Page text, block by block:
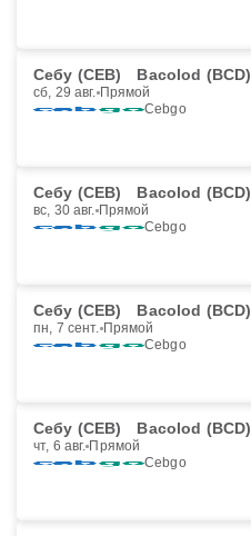
Себу (CEB) Bacolod (BCD)
сб, 29 авг. Прямой
Cebgo
Себу (CEB) Bacolod (BCD)
вс, 30 авг. Прямой
Cebgo
Себу (CEB) Bacolod (BCD)
пн, 7 сент. Прямой
Cebgo
Себу (CEB) Bacolod (BCD)
чт, 6 авг. Прямой
Cebgo